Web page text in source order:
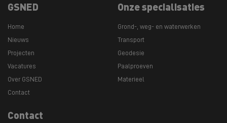
GSNED
Home
Nieuws
Projecten
Vacatures
Over GSNED
Contact
Onze specialisaties
Grond-, weg- en waterwerken
Transport
Geodesie
Paalproeven
Materieel
Contact